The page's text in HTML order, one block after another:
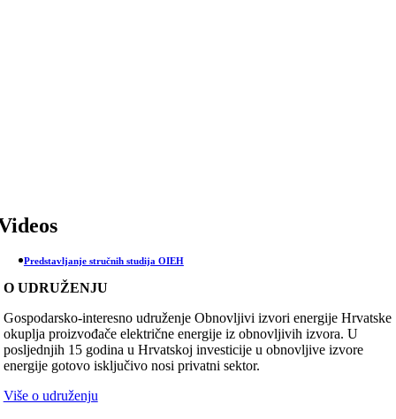
Predstavljanje stručnih studija OIEH
O UDRUŽENJU
Gospodarsko-interesno udruženje Obnovljivi izvori energije Hrvatske
okuplja proizvođače električne energije iz obnovljivih izvora. U
posljednjih 15 godina u Hrvatskoj investicije u obnovljive izvore
energije gotovo isključivo nosi privatni sektor.
Više o udruženju